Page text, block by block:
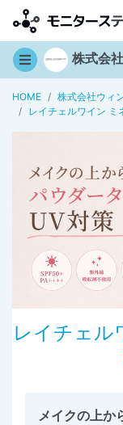
株式会
HOME
株式会社ウィ
レイチェルワイン ミ
レイチェル
メイクの上か